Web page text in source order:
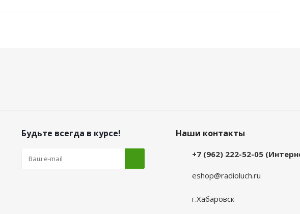
Будьте всегда в курсе! Наши контакты
+7 (962) 222-52-05
eshop@radioluch.ru
г.Хабаровск